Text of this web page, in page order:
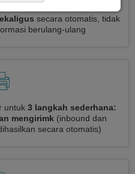
secara otomatis, tidak
berulang-ulang
untuk 3 langkah sederhana:
mengirimk (inbound dan
secara otomatis)